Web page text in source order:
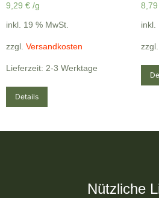
9,29 € /g
inkl. 19 % MwSt.
zzgl. Versandkosten
Lieferzeit: 2-3 Werktage
Details
8,79
inkl.
zzgl.
Nützliche